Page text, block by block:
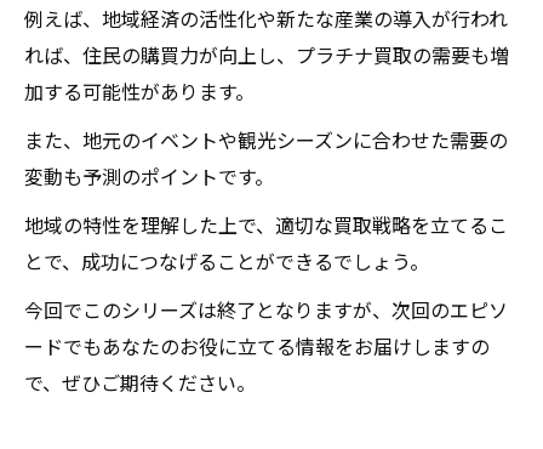
例えば、地域経済の活性化や新たな産業の導入が行われ
れば、住民の購買力が向上し、プラチナ買取の需要も増
加する可能性があります。
また、地元のイベントや観光シーズンに合わせた需要の
変動も予測のポイントです。
地域の特性を理解した上で、適切な買取戦略を立てるこ
とで、成功につなげることができるでしょう。
今回でこのシリーズは終了となりますが、次回のエピソ
ードでもあなたのお役に立てる情報をお届けしますの
で、ぜひご期待ください。